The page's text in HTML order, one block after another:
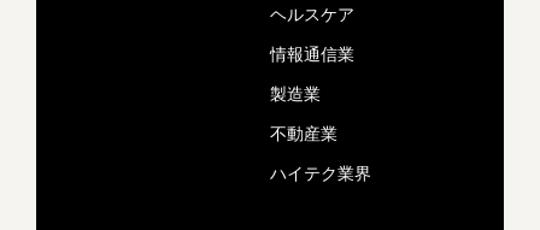
ヘルスケア
情報通信業
製造業
不動産業
ハイテク業界